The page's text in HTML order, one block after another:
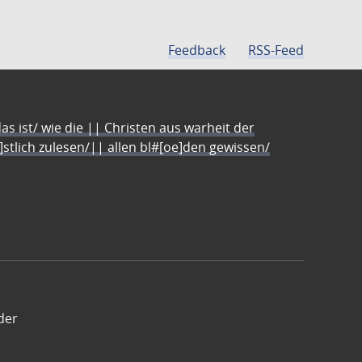
Feedback RSS-Feed
ist/ wie die || Christen aus warheit der
zulesen/|| allen bl#[oe]den gewissen/